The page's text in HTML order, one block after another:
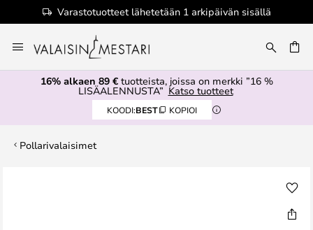
Varastotuotteet lähetetään 1 arkipäivän sisällä
to
Content
16% alkaen 89 €tuotteista, joissa on merkki ”16 %
LISÄALENNUSTA” Katso tuotteet
KOODI:BEST KOPIOI
Pollarivalaisimet